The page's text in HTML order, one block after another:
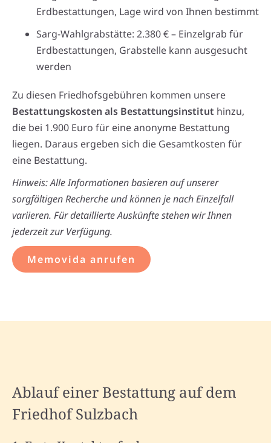
Erdbestattungen, Lage wird von Ihnen bestimmt
Sarg-Wahlgrabstätte: 2.380 € – Einzelgrab für
Erdbestattungen, Grabstelle kann ausgesucht
werden
Zu diesen Friedhofsgebühren kommen unsere
Bestattungskosten als Bestattungsinstitut hinzu,
die bei 1.900 Euro für eine anonyme Bestattung
liegen. Daraus ergeben sich die Gesamtkosten für
eine Bestattung.
Hinweis: Alle Informationen basieren auf unserer
sorgfältigen Recherche und können je nach Einzelfall
variieren. Für detaillierte Auskünfte stehen wir Ihnen
jederzeit zur Verfügung.
Memovida anrufen
Ablauf einer Bestattung auf dem
Friedhof Sulzbach